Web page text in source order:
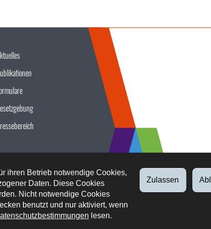
ihren Betrieb notwendige Cookies,
Daten. Diese Cookies
Nicht notwendige Cookies
benutzt und nur aktiviert, wenn
lesen.
Zulassen
Aspekte Datenschutz